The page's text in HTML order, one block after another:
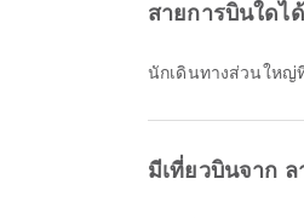
สายการบินใดไ
นักเดินทางส่วนให
มีเที่ยวบินจาก ล